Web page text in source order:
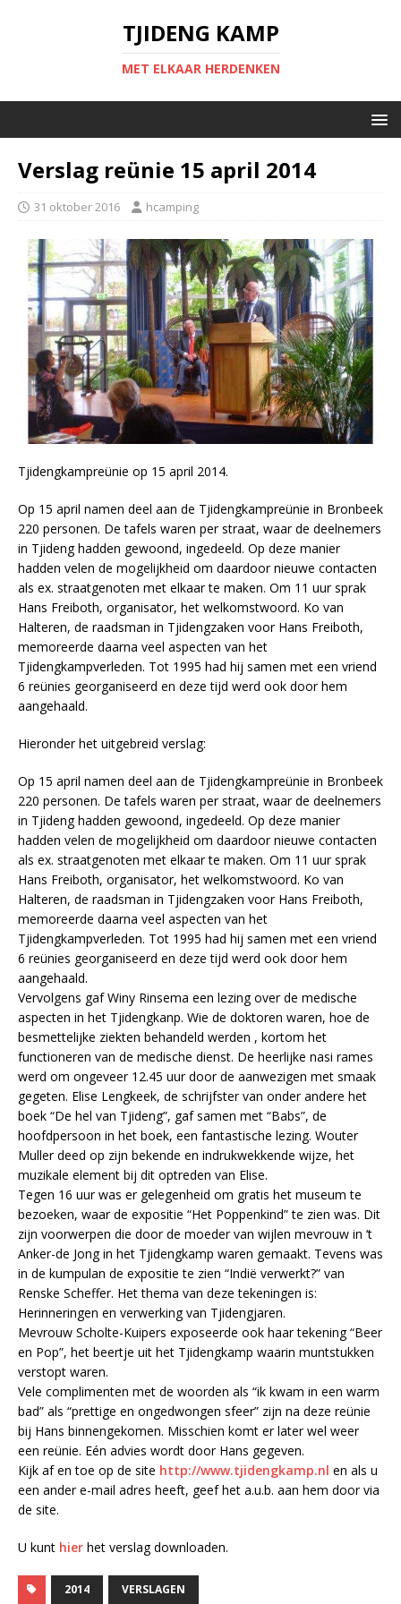
TJIDENG KAMP
MET ELKAAR HERDENKEN
Verslag reünie 15 april 2014
31 oktober 2016 hcamping
Tjidengkampreünie op 15 april 2014.
Op 15 april namen deel aan de Tjidengkampreünie in Bronbeek
220 personen. De tafels waren per straat, waar de deelnemers
in Tjideng hadden gewoond, ingedeeld. Op deze manier
hadden velen de mogelijkheid om daardoor nieuwe contacten
als ex. straatgenoten met elkaar te maken. Om 11 uur sprak
Hans Freiboth, organisator, het welkomstwoord. Ko van
Halteren, de raadsman in Tjidengzaken voor Hans Freiboth,
memoreerde daarna veel aspecten van het
Tjidengkampverleden. Tot 1995 had hij samen met een vriend
6 reünies georganiseerd en deze tijd werd ook door hem
aangehaald.
Hieronder het uitgebreid verslag:
Op 15 april namen deel aan de Tjidengkampreünie in Bronbeek
220 personen. De tafels waren per straat, waar de deelnemers
in Tjideng hadden gewoond, ingedeeld. Op deze manier
hadden velen de mogelijkheid om daardoor nieuwe contacten
als ex. straatgenoten met elkaar te maken. Om 11 uur sprak
Hans Freiboth, organisator, het welkomstwoord. Ko van
Halteren, de raadsman in Tjidengzaken voor Hans Freiboth,
memoreerde daarna veel aspecten van het
Tjidengkampverleden. Tot 1995 had hij samen met een vriend
6 reünies georganiseerd en deze tijd werd ook door hem
aangehaald.
Vervolgens gaf Winy Rinsema een lezing over de medische
aspecten in het Tjidengkanp. Wie de doktoren waren, hoe de
besmettelijke ziekten behandeld werden , kortom het
functioneren van de medische dienst. De heerlijke nasi rames
werd om ongeveer 12.45 uur door de aanwezigen met smaak
gegeten. Elise Lengkeek, de schrijfster van onder andere het
boek “De hel van Tjideng”, gaf samen met “Babs”, de
hoofdpersoon in het boek, een fantastische lezing. Wouter
Muller deed op zijn bekende en indrukwekkende wijze, het
muzikale element bij dit optreden van Elise.
Tegen 16 uur was er gelegenheid om gratis het museum te
bezoeken, waar de expositie “Het Poppenkind” te zien was. Dit
zijn voorwerpen die door de moeder van wijlen mevrouw in ‘t
Anker-de Jong in het Tjidengkamp waren gemaakt. Tevens was
in de kumpulan de expositie te zien “Indië verwerkt?” van
Renske Scheffer. Het thema van deze tekeningen is:
Herinneringen en verwerking van Tjidengjaren.
Mevrouw Scholte-Kuipers exposeerde ook haar tekening “Beer
en Pop”, het beertje uit het Tjidengkamp waarin muntstukken
verstopt waren.
Vele complimenten met de woorden als “ik kwam in een warm
bad” als “prettige en ongedwongen sfeer” zijn na deze reünie
bij Hans binnengekomen. Misschien komt er later wel weer
een reünie. Eén advies wordt door Hans gegeven.
Kijk af en toe op de site http://www.tjidengkamp.nl en als u
een ander e-mail adres heeft, geef het a.u.b. aan hem door via
de site.
U kunt hier het verslag downloaden.
2014 VERSLAGEN